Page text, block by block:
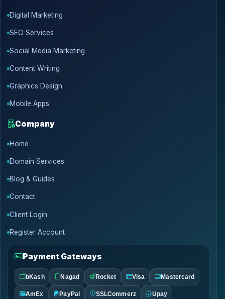
Digital Marketing
SEO Services
Social Media Marketing
Content Writing
Graphics Design
Mobile Apps
Company
Home
Domain Services
Blog & Guides
Contact
Client Login
Register Account
Payment Gateways
bKash Nagad Rocket Visa Mastercard
AmEx PayPal SSLCommerz Upay